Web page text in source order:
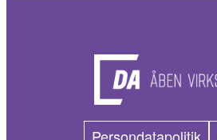
Persondatapolitik